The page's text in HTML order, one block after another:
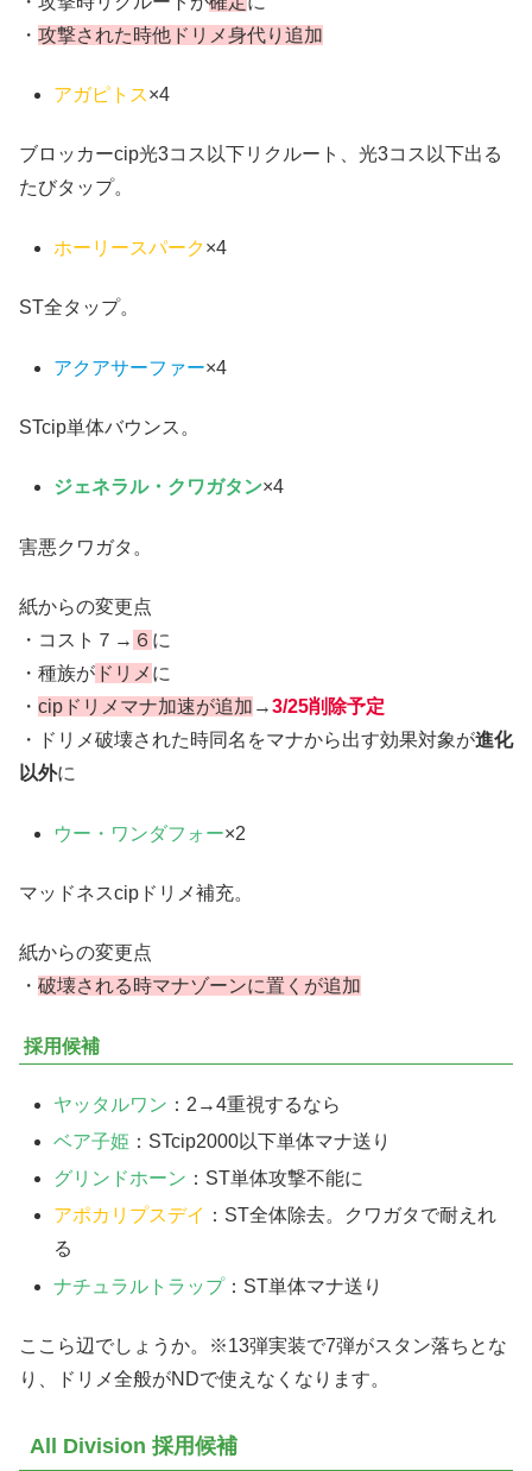
・ 攻撃された時他ドリメ身代り追加
アガピトス×4
ブロッカーcip光3コス以下リクルート、光3コス以下出る
たびタップ。
ホーリースパーク×4
ST全タップ。
アクアサーファー×4
STcip単体バウンス。
ジェネラル・クワガタン×4
害悪クワガタ。
紙からの変更点
・コスト７→ ６ に
・種族が ドリメ に
・ cipドリメマナ加速が追加 →3/25削除予定
・ドリメ破壊された時同名をマナから出す効果対象が進化
以外に
ウー・ワンダフォー×2
マッドネスcipドリメ補充。
紙からの変更点
・ 破壊される時マナゾーンに置くが追加
採用候補
ヤッタルワン ：2→4重視するなら
ベア子姫 ：STcip2000以下単体マナ送り
グリンドホーン ：ST単体攻撃不能に
アポカリプスデイ ：ST全体除去。クワガタで耐えれ
る
ナチュラルトラップ：ST単体マナ送り
ここら辺でしょうか。※13弾実装で7弾がスタン落ちとな
り、ドリメ全般がNDで使えなくなります。
All Division 採用候補